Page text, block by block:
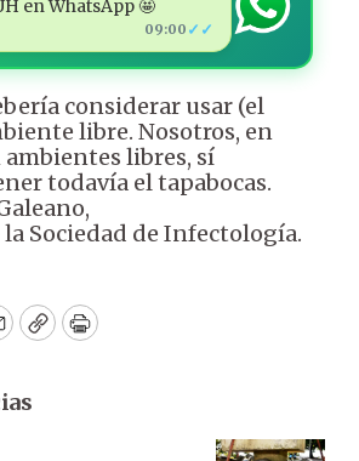
en WhatsApp 🤩
09:00 ✓✓
considerar usar (el
libre. Nosotros, en
libres, sí
todavía el tapabocas.
Sociedad de Infectología.
CopyPrint